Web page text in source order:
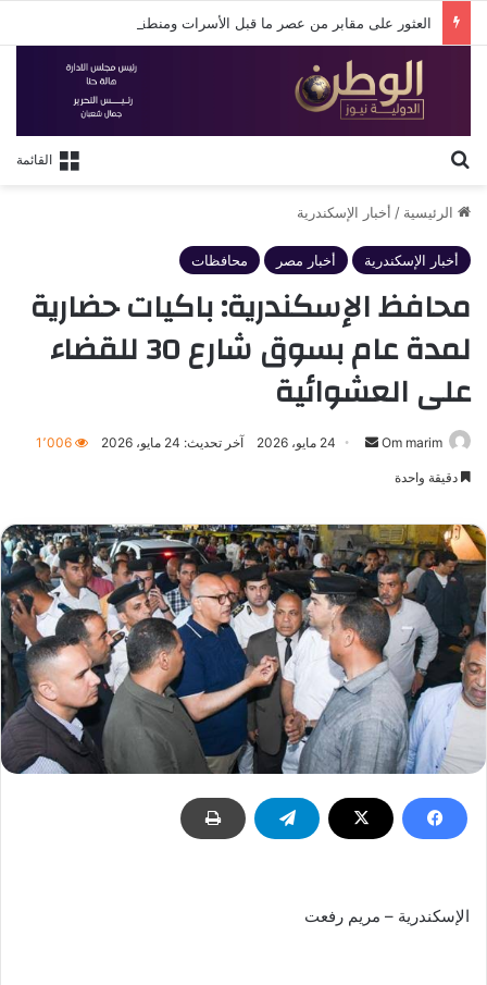
القائمة
الرئيسية / أخبار الإسكندرية
أخبار الإسكندرية أخبار مصر محافظات
محافظ الإسكندرية: باكيات حضارية
لمدة عام بسوق شارع 30 للقضاء
على العشوائية
Om marim
أرسل 24 مايو، 2026 آخر تحديث: 24 مايو، 2026 1٬006
دقيقة واحدة
الإسكندرية – مريم رفعت